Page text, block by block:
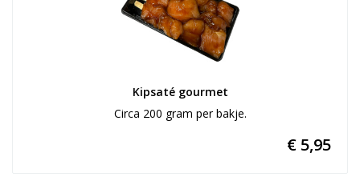
Kipsaté gourmet
Circa 200 gram per bakje.
€ 5,95